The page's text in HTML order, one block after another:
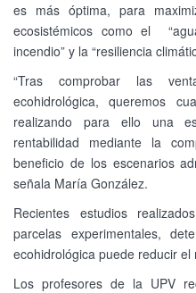
es más óptima, para
ecosistémicos como el
incendio” y la “resiliencia
“Tras comprobar las
ecohidrológica, queremos
realizando para ello una
rentabilidad mediante la
beneficio de los escenarios
señala María González.
Recientes estudios
parcelas experimentales,
ecohidrológica puede reducir
Los profesores de la UPV